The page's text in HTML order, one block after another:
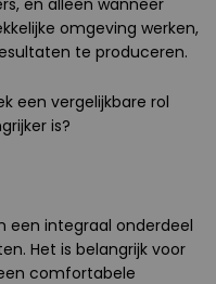
en alleen wanneer
omgeving werken,
te produceren.
een vergelijkbare rol
is?
een integraal onderdeel
Het is belangrijk voor
comfortabele